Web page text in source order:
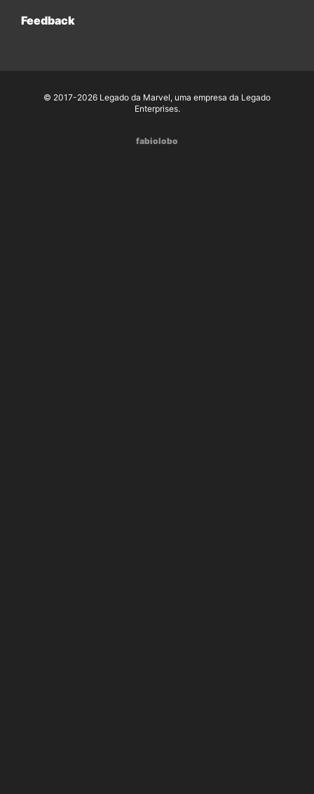
Feedback
© 2017-2026 Legado da Marvel, uma empresa da Legado
Enterprises.
fabiolobo